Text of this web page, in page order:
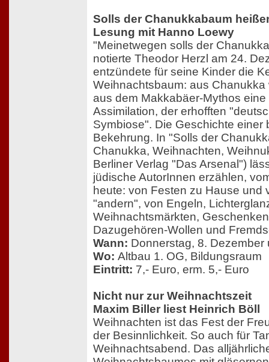
Solls der Chanukkabaum
Lesung mit Hanno Loewy
"Meinetwegen solls der
notierte Theodor Herzl am 24.
entzündete für seine Kinder die
Weihnachtsbaum: aus
aus dem Makkabäer-Mythos eine
Assimilation, der erhofften
Symbiose". Die Geschichte einer
Bekehrung. In "Solls der
Chanukka, Weihnachten,
Berliner Verlag "Das Arsenal")
jüdische AutorInnen erzählen,
heute: von Festen zu Hause und
"andern", von Engeln,
Weihnachtsmärkten,
Dazugehören-Wollen und
Wann: Donnerstag, 8. Dezember
Wo: Altbau 1. OG, Bildungsraum
Eintritt: 7,- Euro, erm. 5,- Euro
Nicht nur zur Weihnachtszeit
Maxim Biller liest Heinrich Böll
Weihnachten ist das Fest der
der Besinnlichkeit. So auch für
Weihnachtsabend. Das